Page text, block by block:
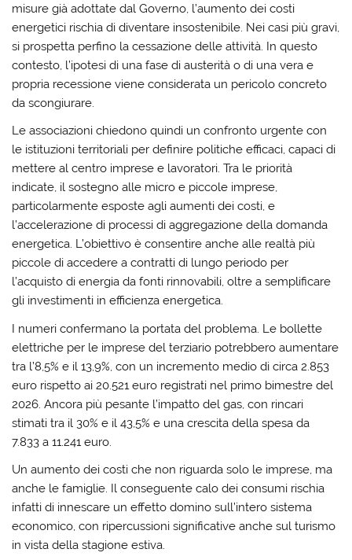
misure già adottate dal Governo, l’aumento dei costi
energetici rischia di diventare insostenibile. Nei casi più gravi,
si prospetta perfino la cessazione delle attività. In questo
contesto, l’ipotesi di una fase di austerità o di una vera e
propria recessione viene considerata un pericolo concreto
da scongiurare.
Le associazioni chiedono quindi un confronto urgente con
le istituzioni territoriali per definire politiche efficaci, capaci di
mettere al centro imprese e lavoratori. Tra le priorità
indicate, il sostegno alle micro e piccole imprese,
particolarmente esposte agli aumenti dei costi, e
l’accelerazione di processi di aggregazione della domanda
energetica. L’obiettivo è consentire anche alle realtà più
piccole di accedere a contratti di lungo periodo per
l’acquisto di energia da fonti rinnovabili, oltre a semplificare
gli investimenti in efficienza energetica.
I numeri confermano la portata del problema. Le bollette
elettriche per le imprese del terziario potrebbero aumentare
tra l’8,5% e il 13,9%, con un incremento medio di circa 2.853
euro rispetto ai 20.521 euro registrati nel primo bimestre del
2026. Ancora più pesante l’impatto del gas, con rincari
stimati tra il 30% e il 43,5% e una crescita della spesa da
7.833 a 11.241 euro.
Un aumento dei costi che non riguarda solo le imprese, ma
anche le famiglie. Il conseguente calo dei consumi rischia
infatti di innescare un effetto domino sull’intero sistema
economico, con ripercussioni significative anche sul turismo
in vista della stagione estiva.